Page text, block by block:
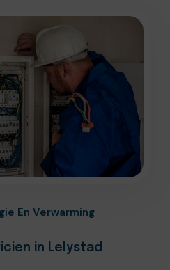
En Verwarming
in Lelystad